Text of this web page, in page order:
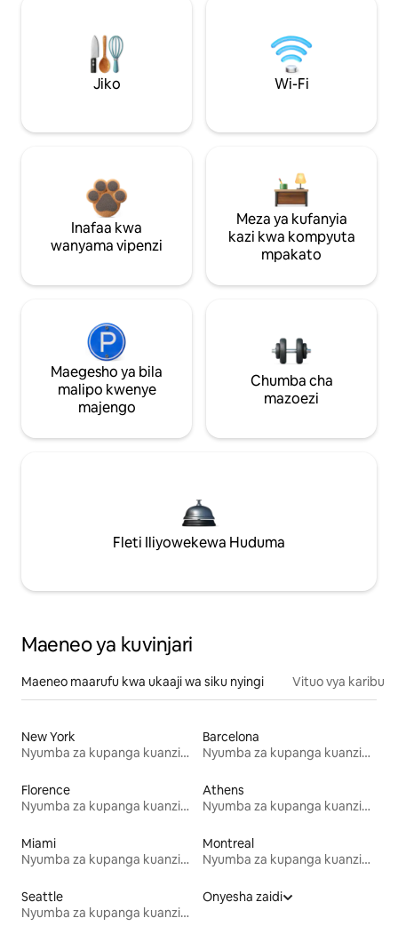
Jiko Wi-Fi
Inafaa kwa
wanyama vipenzi
Meza ya kufanyia
kazi kwa kompyuta
mpakato
Maegesho ya bila
malipo kwenye
majengo
Chumba cha
mazoezi
Fleti Iliyowekewa Huduma
Maeneo ya kuvinjari
Maeneo maarufu kwa ukaaji wa siku nyingi Vituo vya karibu
New York
Nyumba za kupanga kuanzia mwezi mmoja
Barcelona
Nyumba za kupanga kuanzia mwezi mmoja
Florence
Nyumba za kupanga kuanzia mwezi mmoja
Athens
Nyumba za kupanga kuanzia mwezi mmoja
Miami
Nyumba za kupanga kuanzia mwezi mmoja
Montreal
Nyumba za kupanga kuanzia mwezi mmoja
Seattle
Nyumba za kupanga kuanzia mwezi mmoja
Onyesha zaidi